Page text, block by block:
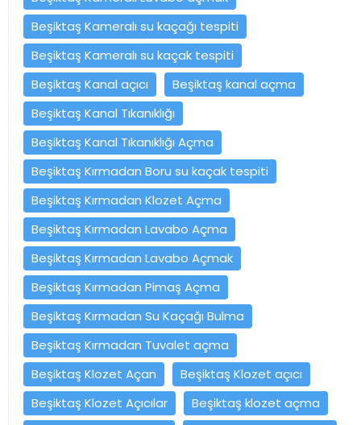
Beşiktaş Kameralı su kaçağı tespiti
Beşiktaş Kameralı su kaçak tespiti
Beşiktaş Kanal açıcı
Beşiktaş kanal açma
Beşiktaş Kanal Tıkanıklığı
Beşiktaş Kanal Tıkanıklığı Açma
Beşiktaş Kırmadan Boru su kaçak tespiti
Beşiktaş Kırmadan Klozet Açma
Beşiktaş Kırmadan Lavabo Açma
Beşiktaş Kırmadan Lavabo Açmak
Beşiktaş Kırmadan Pimaş Açma
Beşiktaş Kırmadan Su Kaçağı Bulma
Beşiktaş Kırmadan Tuvalet açma
Beşiktaş Klozet Açan
Beşiktaş Klozet açıcı
Beşiktaş Klozet Açıcılar
Beşiktaş klozet açma